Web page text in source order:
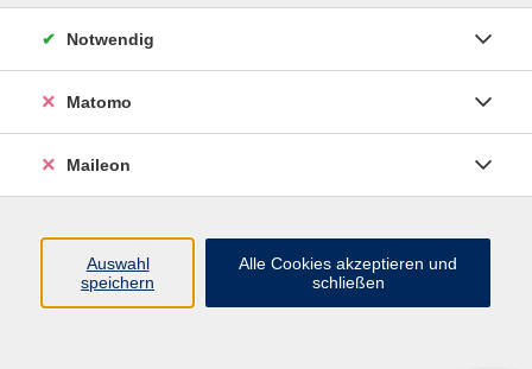
Notwendig
Matomo
Maileon
Auswahl
speichern
Alle Cookies akzeptieren und
schließen